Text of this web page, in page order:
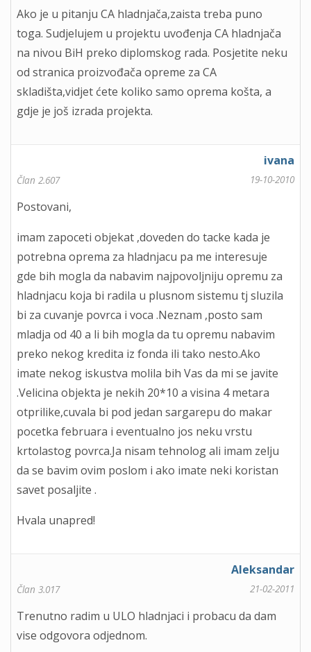
Ako je u pitanju CA hladnjača,zaista treba puno
toga. Sudjelujem u projektu uvođenja CA hladnjača
na nivou BiH preko diplomskog rada. Posjetite neku
od stranica proizvođača opreme za CA
skladišta,vidjet ćete koliko samo oprema košta, a
gdje je još izrada projekta.
ivana
Član 2.607 19-10-2010
Postovani,
imam zapoceti objekat ,doveden do tacke kada je
potrebna oprema za hladnjacu pa me interesuje
gde bih mogla da nabavim najpovoljniju opremu za
hladnjacu koja bi radila u plusnom sistemu tj sluzila
bi za cuvanje povrca i voca .Neznam ,posto sam
mladja od 40 a li bih mogla da tu opremu nabavim
preko nekog kredita iz fonda ili tako nesto.Ako
imate nekog iskustva molila bih Vas da mi se javite
.Velicina objekta je nekih 20*10 a visina 4 metara
otprilike,cuvala bi pod jedan sargarepu do makar
pocetka februara i eventualno jos neku vrstu
krtolastog povrca.Ja nisam tehnolog ali imam zelju
da se bavim ovim poslom i ako imate neki koristan
savet posaljite .
Hvala unapred!
Aleksandar
Član 3.017 21-02-2011
Trenutno radim u ULO hladnjaci i probacu da dam
vise odgovora odjednom.